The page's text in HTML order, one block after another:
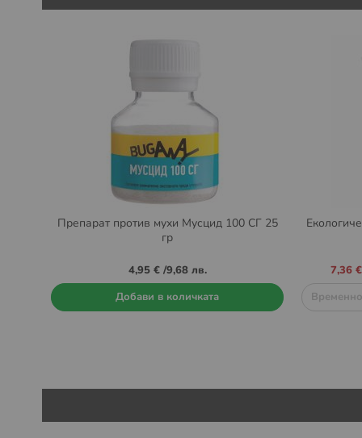
Препарат против мухи Мусцид 100 СГ 25
гр
4,95 €/9,68 лв.
Добави в количката
Промо
7,36 €